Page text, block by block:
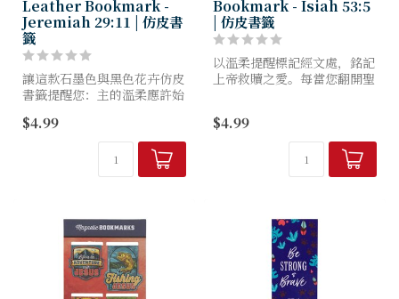
Leather Bookmark -
Jeremiah 29:11 | 仿皮書
籤
讓這款石墨色與黑色花卉仿皮
書籤提醒您：主的溫柔應許始
含希望，更為您的未來鋪陳藍
石墨色仿皮書籤採用熱壓凹印
$4.99
Bookmark - Isiah 53:5
| 仿皮書籤
以溫柔提醒標記經文處，銘記
上帝救贖之愛。每當您翻開聖
仿皮書籤便以美感與深意相伴
——讓祂的應許時刻近在指
$4.99